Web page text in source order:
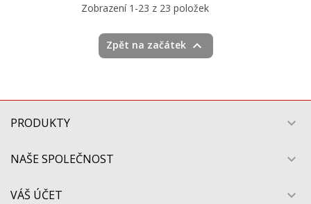
Zobrazení 1-23 z 23 položek
Zpět na začátek 
PRODUKTY 
NAŠE SPOLEČNOST 
VÁŠ ÚČET 